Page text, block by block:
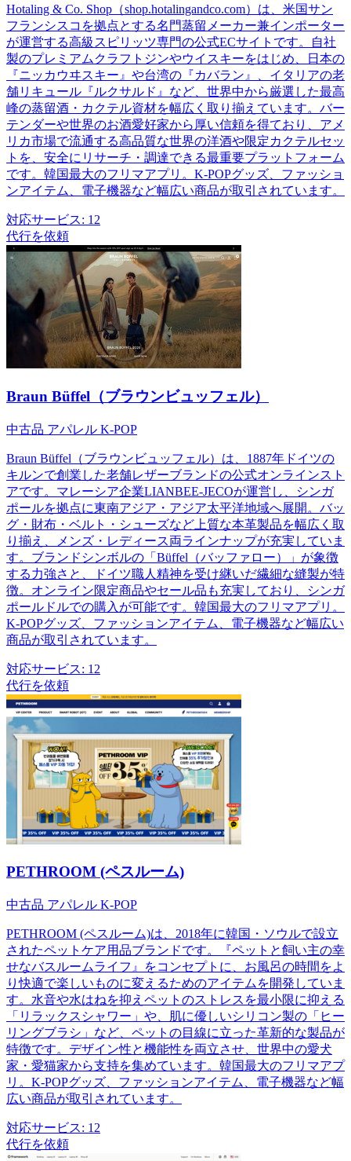
Hotaling & Co. Shop（shop.hotalingandco.com）は、米国サン
フランシスコを拠点とする名門蒸留メーカー兼インポーター
が運営する高級スピリッツ専門の公式ECサイトです。自社
製のプレミアムクラフトジンやウイスキーをはじめ、日本の
『ニッカウヰスキー』や台湾の『カバラン』、イタリアの老
舗リキュール『ルクサルド』など、世界中から厳選した最高
峰の蒸留酒・カクテル資材を幅広く取り揃えています。バー
テンダーや世界のお酒愛好家から厚い信頼を得ており、アメ
リカ市場で流通する高品質な世界の洋酒や限定カクテルセッ
トを、安全にリサーチ・調達できる最重要プラットフォーム
です。韓国最大のフリマアプリ。K-POPグッズ、ファッショ
ンアイテム、電子機器など幅広い商品が取引されています。
対応サービス: 12
代行を依頼
Braun Büffel（ブラウンビュッフェル）
中古品 アパレル K-POP
Braun Büffel（ブラウンビュッフェル）は、1887年ドイツの
キルンで創業した老舗レザーブランドの公式オンラインスト
アです。マレーシア企業LIANBEE-JECOが運営し、シンガ
ポールを拠点に東南アジア・アジア太平洋地域へ展開。バッ
グ・財布・ベルト・シューズなど上質な本革製品を幅広く取
り揃え、メンズ・レディース両ラインナップが充実していま
す。ブランドシンボルの「Büffel（バッファロー）」が象徴
する力強さと、ドイツ職人精神を受け継いだ繊細な縫製が特
徴。オンライン限定商品やセール品も充実しており、シンガ
ポールドルでの購入が可能です。韓国最大のフリマアプリ。
K-POPグッズ、ファッションアイテム、電子機器など幅広い
商品が取引されています。
対応サービス: 12
代行を依頼
PETHROOM (ペスルーム)
中古品 アパレル K-POP
PETHROOM (ペスルーム)は、2018年に韓国・ソウルで設立
されたペットケア用品ブランドです。『ペットと飼い主の幸
せなバスルームライフ』をコンセプトに、お風呂の時間をよ
り快適で楽しいものに変えるためのアイテムを開発していま
す。水音や水はねを抑えペットのストレスを最小限に抑える
「リラックスシャワー」や、肌に優しいシリコン製の「ヒー
リングブラシ」など、ペットの目線に立った革新的な製品が
特徴です。デザイン性と機能性を両立させ、世界中の愛犬
家・愛猫家から支持を集めています。韓国最大のフリマアプ
リ。K-POPグッズ、ファッションアイテム、電子機器など幅
広い商品が取引されています。
対応サービス: 12
代行を依頼